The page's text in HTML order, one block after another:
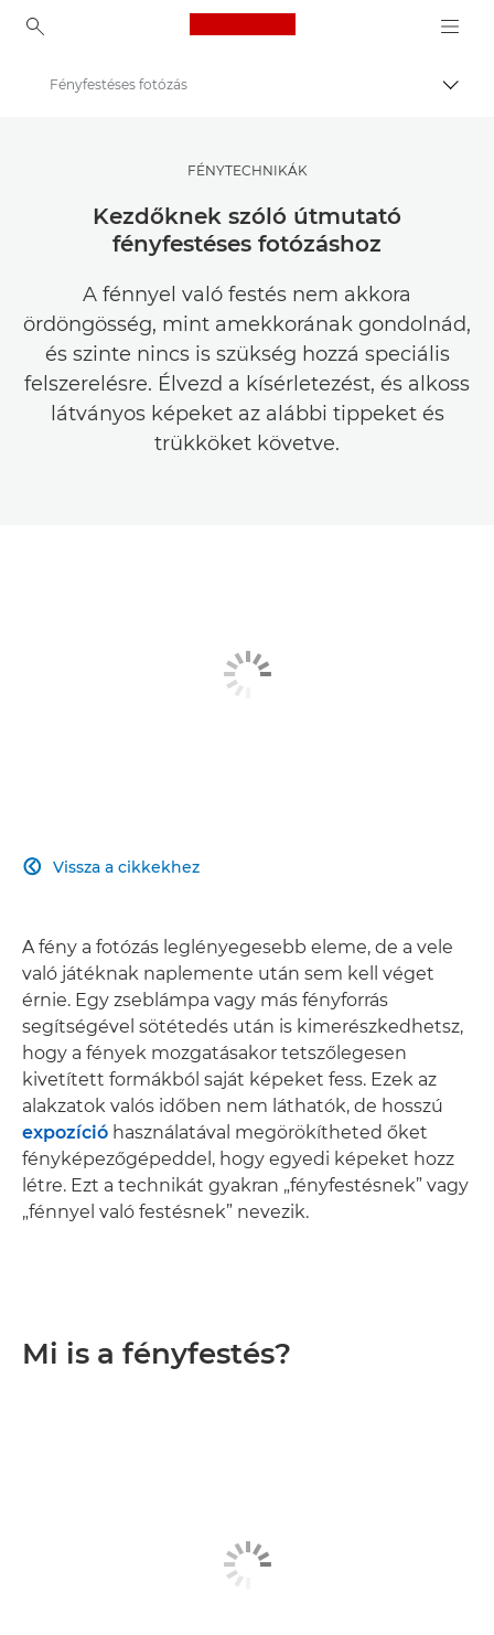
Canon Logo, back to
Meríts inspirációt | Tippek fényképezéshez és nyomtatáshoz, valamint vásárlói útmutatók
Fényképezési és nyomtatási tippek és technikák
Fényfestéses fotózás
FÉNYTECHNIKÁK
Kezdőknek szóló útmutató
fényfestéses fotózáshoz
A fénnyel való festés nem akkora
ördöngösség, mint amekkorának gondolnád,
és szinte nincs is szükség hozzá speciális
felszerelésre. Élvezd a kísérletezést, és alkoss
látványos képeket az alábbi tippeket és
trükköket követve.
Vissza a cikkekhez

A fény a fotózás leglényegesebb eleme, de a vele
való játéknak naplemente után sem kell véget
érnie. Egy zseblámpa vagy más fényforrás
segítségével sötétedés után is kimerészkedhetsz,
hogy a fények mozgatásakor tetszőlegesen
kivetített formákból saját képeket fess. Ezek az
alakzatok valós időben nem láthatók, de hosszú
expozíció használatával megörökítheted őket
fényképezőgépeddel, hogy egyedi képeket hozz
létre. Ezt a technikát gyakran „fényfestésnek” vagy
„fénnyel való festésnek” nevezik.
Mi is a fényfestés?